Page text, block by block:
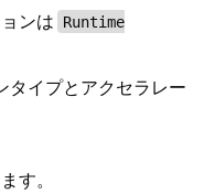
ンは
Runtime
タイプとアクセラレー
す。